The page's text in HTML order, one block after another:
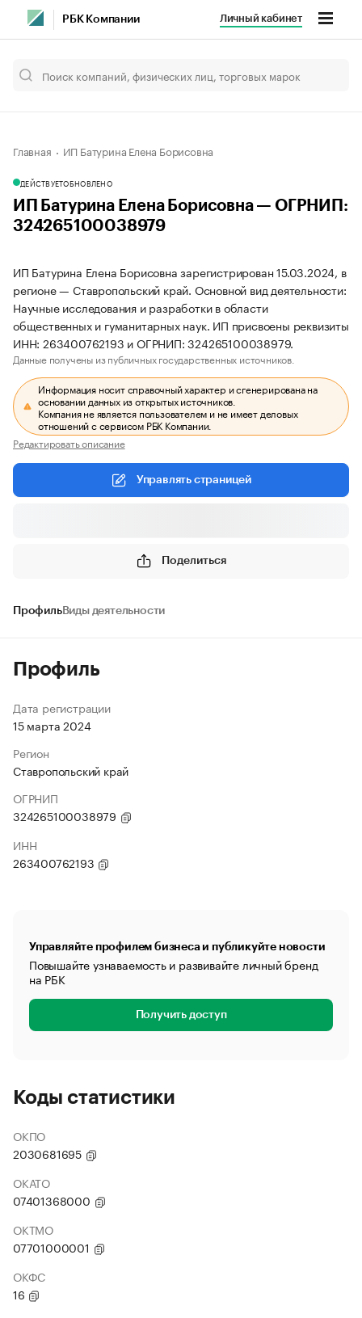
РБК Компании Личный кабинет
Главная ИП Батурина Елена Борисовна
ДЕЙСТВУЕТОБНОВЛЕНО
ИП Батурина Елена Борисовна — ОГРНИП:
324265100038979
ИП Батурина Елена Борисовна зарегистрирован 15.03.2024, в
регионе — Ставропольский край. Основной вид деятельности:
Научные исследования и разработки в области
общественных и гуманитарных наук. ИП присвоены реквизиты
ИНН: 263400762193 и ОГРНИП: 324265100038979.
Данные получены из публичных государственных источников.
Информация носит справочный характер и сгенерирована на
основании данных из открытых источников.
Компания не является пользователем и не имеет деловых
отношений с сервисом РБК Компании.
Редактировать описание
Управлять страницей
Поделиться
ПрофильВиды деятельности
Профиль
Дата регистрации
15 марта 2024
Регион
Ставропольский край
ОГРНИП
324265100038979
ИНН
263400762193
Управляйте профилем бизнеса и публикуйте новости
Повышайте узнаваемость и развивайте личный бренд
на РБК
Получить доступ
Коды статистики
ОКПО
2030681695
ОКАТО
07401368000
ОКТМО
07701000001
ОКФС
16